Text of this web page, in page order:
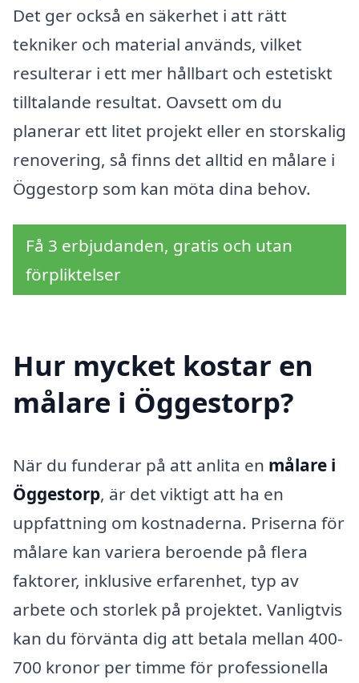
Det ger också en säkerhet i att rätt
tekniker och material används, vilket
resulterar i ett mer hållbart och estetiskt
tilltalande resultat. Oavsett om du
planerar ett litet projekt eller en storskalig
renovering, så finns det alltid en målare i
Öggestorp som kan möta dina behov.
Få 3 erbjudanden, gratis och utan
förpliktelser
Hur mycket kostar en
målare i Öggestorp?
När du funderar på att anlita en målare i
Öggestorp, är det viktigt att ha en
uppfattning om kostnaderna. Priserna för
målare kan variera beroende på flera
faktorer, inklusive erfarenhet, typ av
arbete och storlek på projektet. Vanligtvis
kan du förvänta dig att betala mellan 400-
700 kronor per timme för professionella